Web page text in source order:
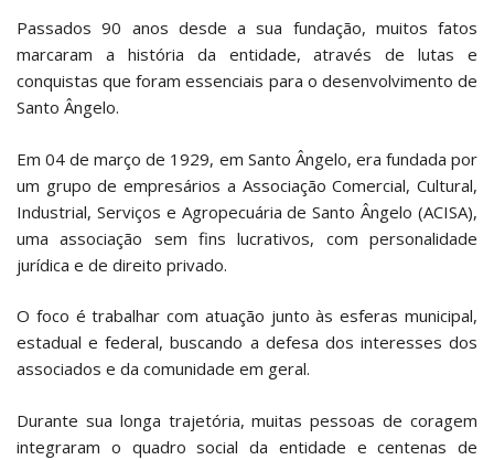
Passados 90 anos desde a sua fundação, muitos fatos
marcaram a história da entidade, através de lutas e
conquistas que foram essenciais para o desenvolvimento de
Santo Ângelo.
Em 04 de março de 1929, em Santo Ângelo, era fundada por
um grupo de empresários a Associação Comercial, Cultural,
Industrial, Serviços e Agropecuária de Santo Ângelo (ACISA),
uma associação sem fins lucrativos, com personalidade
jurídica e de direito privado.
O foco é trabalhar com atuação junto às esferas municipal,
estadual e federal, buscando a defesa dos interesses dos
associados e da comunidade em geral.
Durante sua longa trajetória, muitas pessoas de coragem
integraram o quadro social da entidade e centenas de